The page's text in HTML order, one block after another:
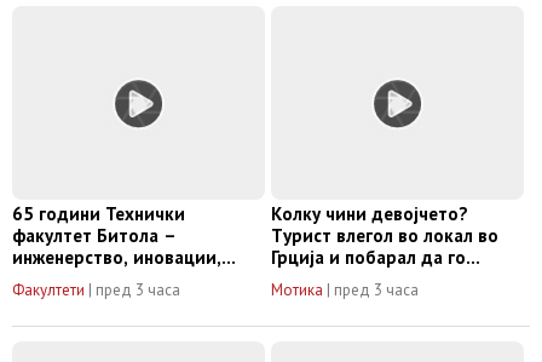
65 години Технички
факултет Битола –
инженерство, иновации,
извонредност
Факултети | пред 3 часа
Колку чини девојчето?
Tурист влегол во локал во
Грција и побарал да го
„купи“ девојчето за да му
прави одредени работи
Мотика | пред 3 часа